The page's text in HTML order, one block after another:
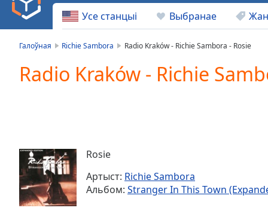
Backward
Skip
Current
Time0:00
Stream
TypeLIVE
Seek to
currently
Усе станцыі Выбранае
Галоўная Richie Sambora Radio Kraków - Richie Sambora - Rosie
Radio Kraków - Richie
Rosie
Артыст: Richie Sambora
Альбом: Stranger In This Town